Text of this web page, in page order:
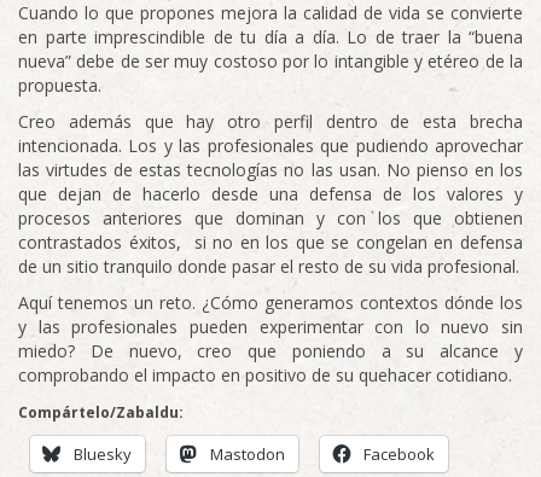
Cuando lo que propones mejora la calidad de vida se convierte
en parte imprescindible de tu día a día. Lo de traer la “buena
nueva” debe de ser muy costoso por lo intangible y etéreo de la
propuesta.
Creo además que hay otro perfil dentro de esta brecha
intencionada. Los y las profesionales que pudiendo aprovechar
las virtudes de estas tecnologías no las usan. No pienso en los
que dejan de hacerlo desde una defensa de los valores y
procesos anteriores que dominan y con los que obtienen
contrastados éxitos, si no en los que se congelan en defensa
de un sitio tranquilo donde pasar el resto de su vida profesional.
Aquí tenemos un reto. ¿Cómo generamos contextos dónde los
y las profesionales pueden experimentar con lo nuevo sin
miedo? De nuevo, creo que poniendo a su alcance y
comprobando el impacto en positivo de su quehacer cotidiano.
Compártelo/Zabaldu:
Bluesky Mastodon Facebook